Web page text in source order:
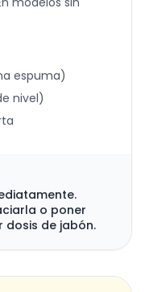
espuma)
nivel)
o poner
dosis de jabón.